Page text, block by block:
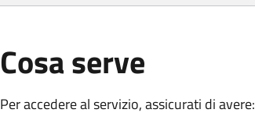
Cosa serve
Per accedere al servizio, assicurati di avere: